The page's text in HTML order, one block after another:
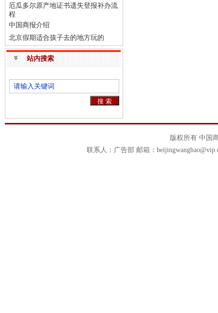
厄瓜多尔原产地证书遗失登报补办流
程
中国商报介绍
北京假期适合孩子去的地方玩的
站内搜索
版权所有 中国
联系人：广告部 邮箱：